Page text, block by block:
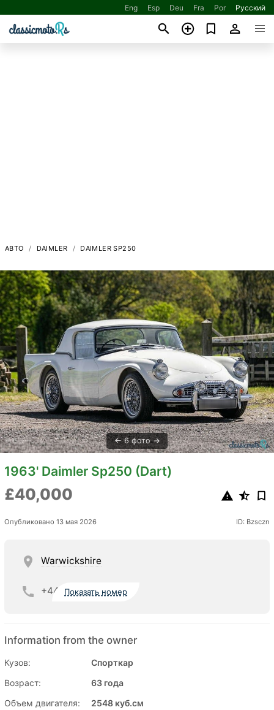
Eng Esp Deu Fra Por Русский
АВТО DAIMLER DAIMLER SP250
6 фото
1963' Daimler Sp250 (Dart)
£40,000
Опубликовано 13 мая 2026 ID: Bzsczn
Warwickshire
+44 Показать номер
Information from the owner
Кузов:
Спорткар
Возраст:
63 года
Объем двигателя:
2548 куб.см